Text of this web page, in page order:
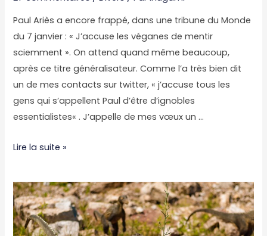
Paul Ariès a encore frappé, dans une tribune du Monde
du 7 janvier : « J’accuse les véganes de mentir
sciemment ». On attend quand même beaucoup,
après ce titre généralisateur. Comme l’a très bien dit
un de mes contacts sur twitter, « j’accuse tous les
gens qui s’appellent Paul d’être d’ignobles
essentialistes« . J’appelle de mes vœux un …
Débunkage
l’agenda
caché
des
Lire la suite »